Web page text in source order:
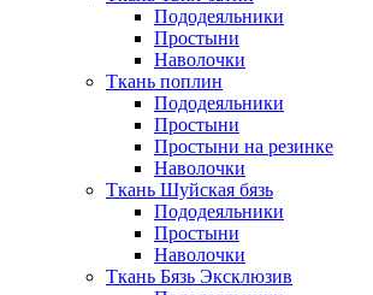
Пододеяльники
Простыни
Наволочки
Ткань поплин
Пододеяльники
Простыни
Простыни на резинке
Наволочки
Ткань Шуйская бязь
Пододеяльники
Простыни
Наволочки
Ткань Бязь Эксклюзив